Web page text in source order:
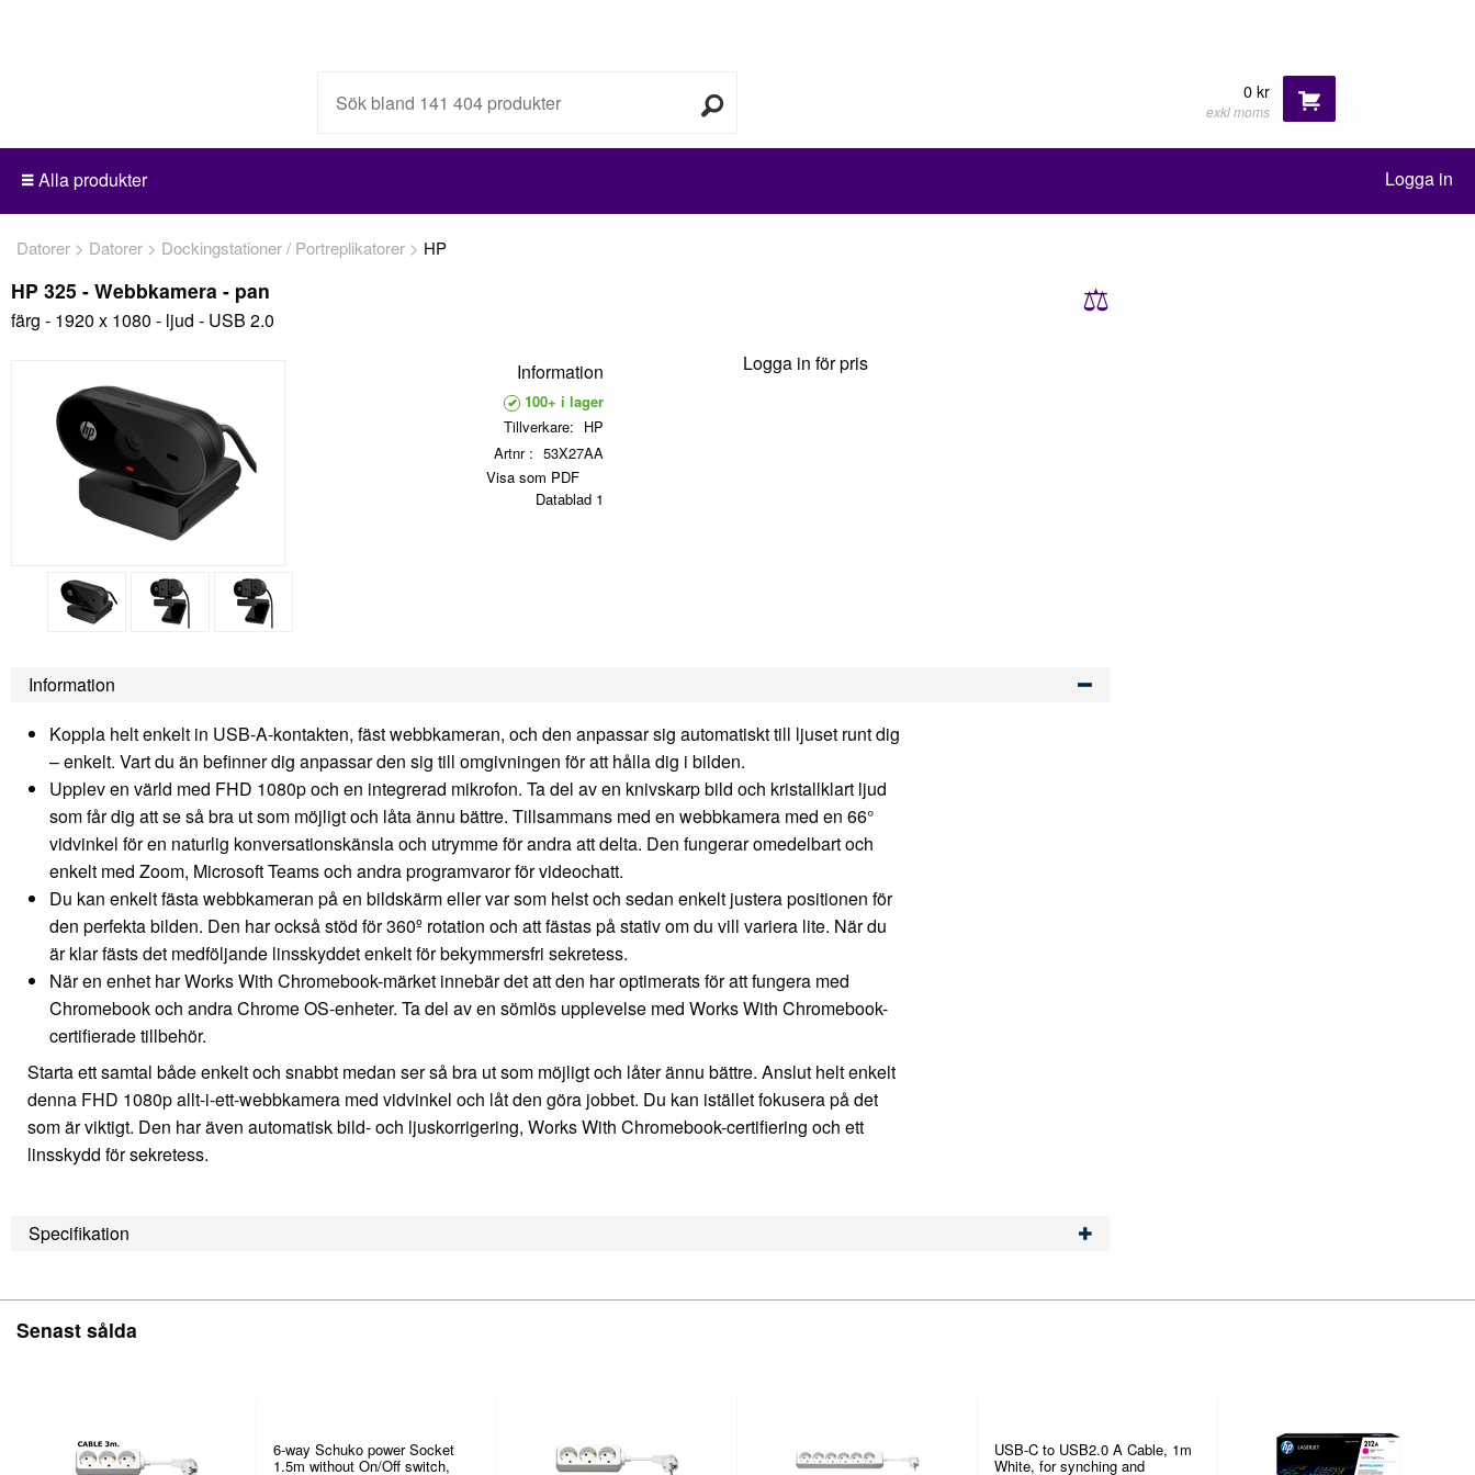
0 kr
exkl moms
Alla produkter Logga in
Datorer Datorer Dockingstationer / Portreplikatorer HP
⚖
HP 325 - Webbkamera - pan
färg - 1920 x 1080 - ljud - USB 2.0
Information
100+ i lager
Tillverkare
HP
Artnr
53X27AA
Visa som PDF
Datablad 1
Logga in för pris
Information
Koppla helt enkelt in USB-A-kontakten, fäst webbkameran, och den anpassar sig automatiskt till ljuset runt dig
– enkelt. Vart du än befinner dig anpassar den sig till omgivningen för att hålla dig i bilden.
Upplev en värld med FHD 1080p och en integrerad mikrofon. Ta del av en knivskarp bild och kristallklart ljud
som får dig att se så bra ut som möjligt och låta ännu bättre. Tillsammans med en webbkamera med en 66°
vidvinkel för en naturlig konversationskänsla och utrymme för andra att delta. Den fungerar omedelbart och
enkelt med Zoom, Microsoft Teams och andra programvaror för videochatt.
Du kan enkelt fästa webbkameran på en bildskärm eller var som helst och sedan enkelt justera positionen för
den perfekta bilden. Den har också stöd för 360º rotation och att fästas på stativ om du vill variera lite. När du
är klar fästs det medföljande linsskyddet enkelt för bekymmersfri sekretess.
När en enhet har Works With Chromebook-märket innebär det att den har optimerats för att fungera med
Chromebook och andra Chrome OS-enheter. Ta del av en sömlös upplevelse med Works With Chromebook-
certifierade tillbehör.
Starta ett samtal både enkelt och snabbt medan ser så bra ut som möjligt och låter ännu bättre. Anslut helt enkelt
denna FHD 1080p allt-i-ett-webbkamera med vidvinkel och låt den göra jobbet. Du kan istället fokusera på det
som är viktigt. Den har även automatisk bild- och ljuskorrigering, Works With Chromebook-certifiering och ett
linsskydd för sekretess.
Specifikation
Senast sålda
6-way Schuko power Socket
1.5m without On/Off switch,
USB-C to USB2.0 A Cable, 1m
White, for synching and